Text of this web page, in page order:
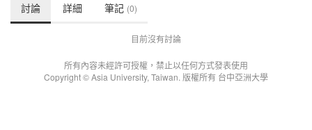
討論 詳細 筆記 (0)
目前沒有討論
所有內容未經許可授權，禁止以任何方式發表使用
Copyright © Asia University, Taiwan. 版權所有 台中亞洲大學